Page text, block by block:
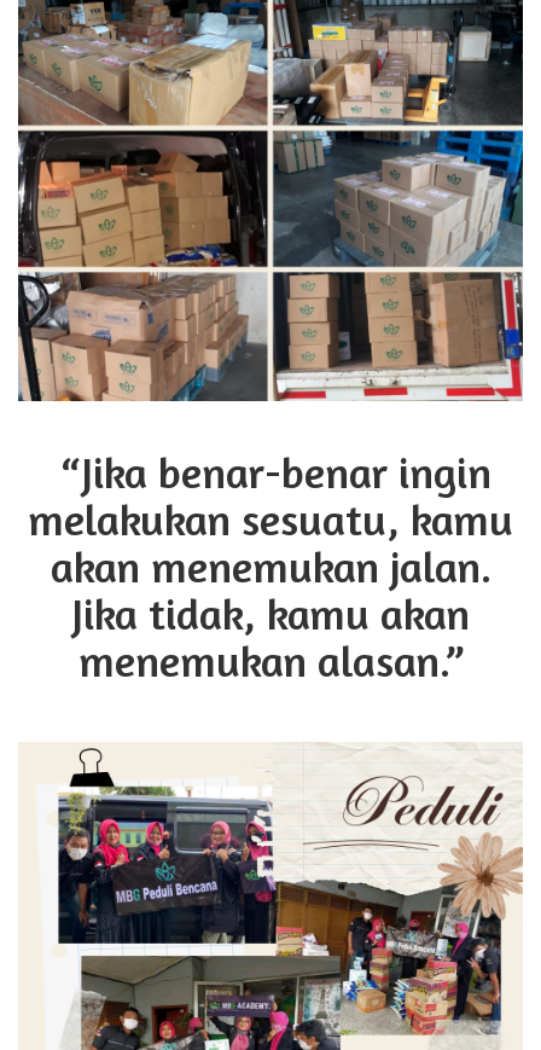
“Jika benar-benar ingin
melakukan sesuatu, kamu
akan menemukan jalan.
Jika tidak, kamu akan
menemukan alasan.”